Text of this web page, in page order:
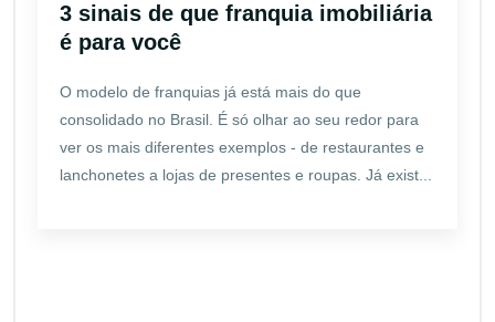
3 sinais de que franquia imobiliária
é para você
O modelo de franquias já está mais do que
consolidado no Brasil. É só olhar ao seu redor para
ver os mais diferentes exemplos - de restaurantes e
lanchonetes a lojas de presentes e roupas. Já exist...